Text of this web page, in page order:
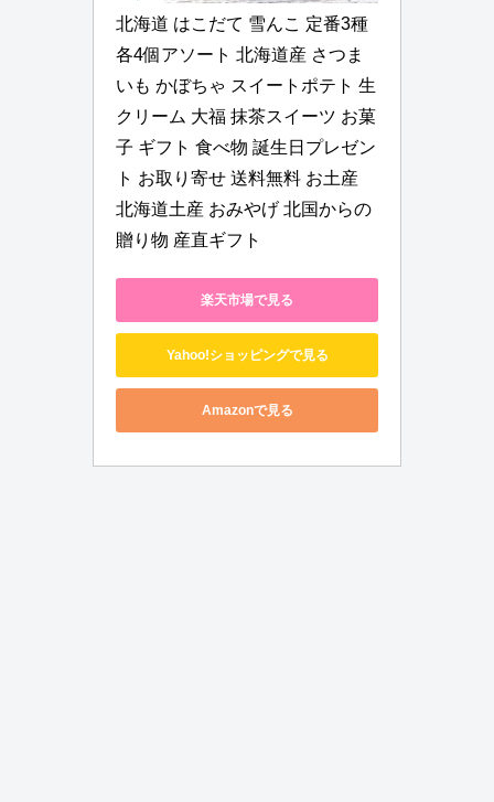
北海道 はこだて 雪んこ 定番3種
各4個アソート 北海道産 さつま
いも かぼちゃ スイートポテト 生
クリーム 大福 抹茶スイーツ お菓
子 ギフト 食べ物 誕生日プレゼン
ト お取り寄せ 送料無料 お土産
北海道土産 おみやげ 北国からの
贈り物 産直ギフト
楽天市場で見る
Yahoo!ショッピングで見る
Amazonで見る